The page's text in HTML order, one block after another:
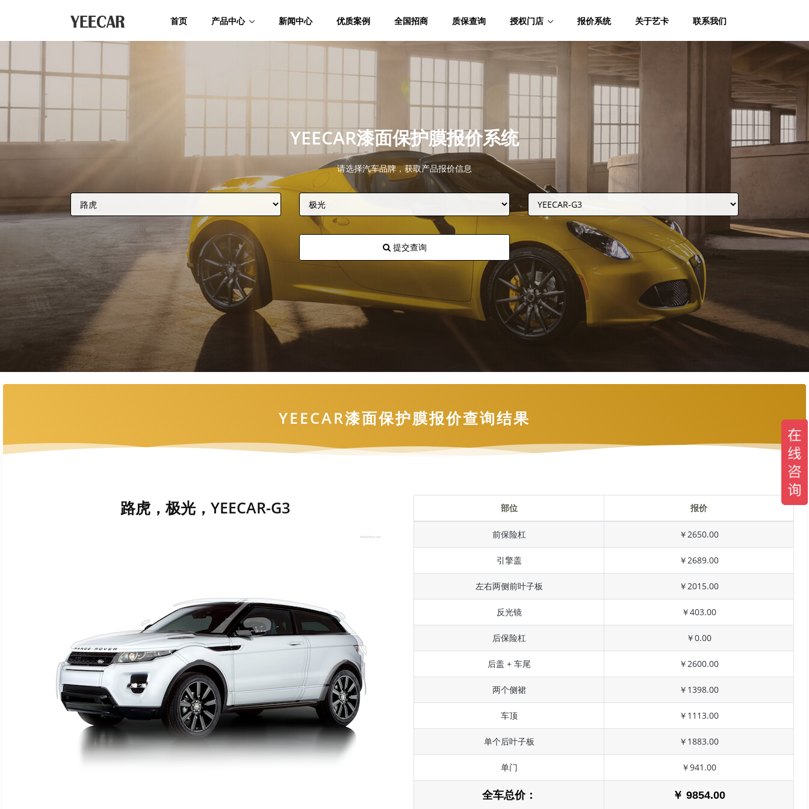
首页 产品中心 新闻中心 优质案例 全国招商 质保查询 授权门店 报价系统 关于艺卡 联系我们
YEECAR漆面保护膜报价系统
请选择汽车品牌，获取产品报价信息
提交查询
YEECAR漆面保护膜报价查询结果
路虎，极光，YEECAR-G3 部位 报价
前保险杠 ￥2650.00
引擎盖 ￥2689.00
左右两侧前叶子板 ￥2015.00
反光镜 ￥403.00
后保险杠 ￥0.00
后盖 + 车尾 ￥2600.00
两个侧裙 ￥1398.00
车顶 ￥1113.00
单个后叶子板 ￥1883.00
单门 ￥941.00
全车总价： ￥ 9854.00